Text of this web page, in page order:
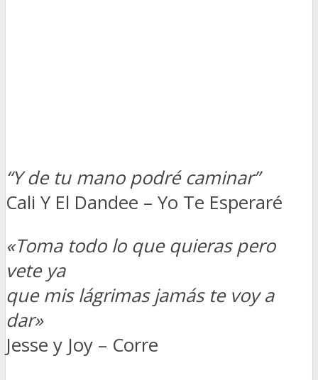
“Y de tu mano podré caminar”
Cali Y El Dandee – Yo Te Esperaré
«Toma todo lo que quieras pero
vete ya
que mis lágrimas jamás te voy a
dar»
Jesse y Joy – Corre